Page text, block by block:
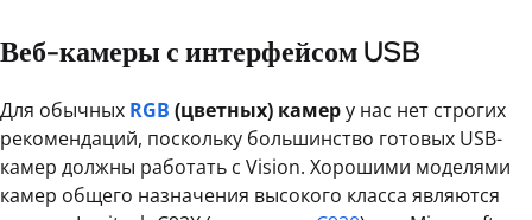
Веб-камеры с интерфейсом USB
Для обычных RGB (цветных) камеру нас нет строгих
рекомендаций, поскольку большинство готовых USB-
камер должны работать с Vision. Хорошими моделями
камер общего назначения высокого класса являются